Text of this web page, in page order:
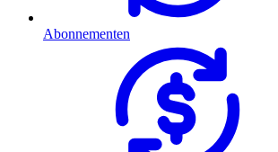
Abonnementen